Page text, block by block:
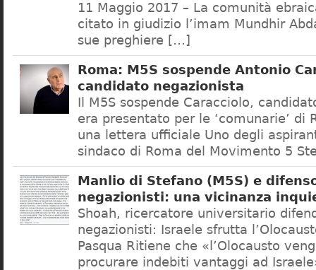
11 Maggio 2017 – La comunità
citato in giudizio l’imam Mundhir
sue preghiere […]
Roma: M5S sospende Antonio
candidato negazionista
Il M5S sospende Caracciolo,
era presentato per le ‘comunarie’ di
una lettera ufficiale Uno degli
sindaco di Roma del Movimento 5
Manlio di Stefano (M5S) e
negazionisti: una vicinanza
Shoah, ricercatore universitario
negazionisti: Israele sfrutta
Pasqua Ritiene che «l’Olocausto
procurare indebiti vantaggi ad